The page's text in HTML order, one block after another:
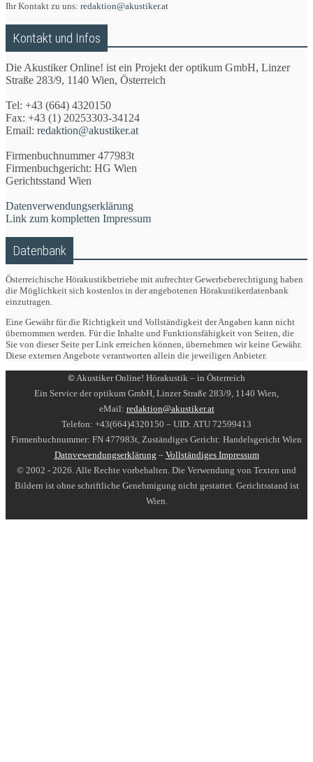
Ihr Kontakt zu uns: redaktion@akustiker.at
Kontakt und Infos
Die Akustiker Online! ist ein Projekt der optikum GmbH, Linzer
Straße 283/9, 1140 Wien, Österreich
Tel: +43 (664) 4320150
Fax: +43 (1) 20253303-34124
Email: redaktion@akustiker.at
Firmenbuchnummer 477983t
Firmenbuchgericht: HG Wien
Gerichtsstand Wien
Datenverwendungserklärung
Link zum kompletten Impressum
Datenbank
Österreichische Hörakustikbetriebe mit aufrechter Gewerbeberechtigung haben
die Möglichkeit sich kostenlos in der angebotenen Hörakustikerdatenbank
einzutragen.
Eine Gewähr für die Richtigkeit und Vollständigkeit der Angaben kann nicht
übernommen werden. Für die Inhalte und Funktionsfähigkeit von Seiten, die
Sie von dieser Seite per Link erreichen können, übernehmen wir keine Gewähr.
Diese externen Angebote verantworten allein die jeweiligen Anbieter.
© Akustiker Online! Hörakustik – in Österreich
Ein Service der optikum GmbH, Linzer Straße 283/9, 1140 Wien,
eMail: redaktion@akustiker.at
Telefon: +43(664)4320150 – UID: ATU 72599413
Firmenbuchnummer: FN 477983t, Zuständiges Gericht: Handelsgericht Wien
Datnvewendungserklärung – Vollständiges Impressum
© 2002 - 2026. Alle Rechte vorbehalten. Die Verwendung von Texten und
Bildern ist ohne schriftliche Genehmigung nicht gestattet. Gerichtsstand ist
Wien.